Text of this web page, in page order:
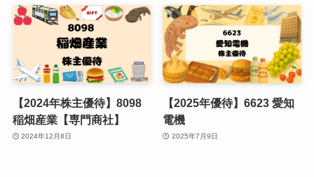
【2024年株主優待】8098
稲畑産業【専門商社】
2024年12月8日
【2025年優待】6623 愛知
電機
2025年7月9日